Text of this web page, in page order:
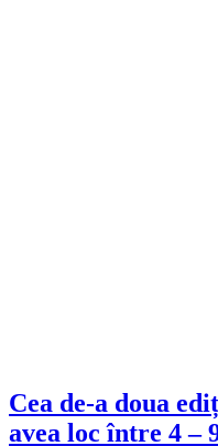
Cea de-a doua
avea loc între 4 –